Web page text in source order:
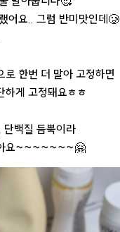
어요.. 그럼 반미맛인데🥲
로 한번 더 말아 고정하면
하게 고정돼요ㅎㅎ
단백질 듬뿍이라
아요~~~~~~~🤗